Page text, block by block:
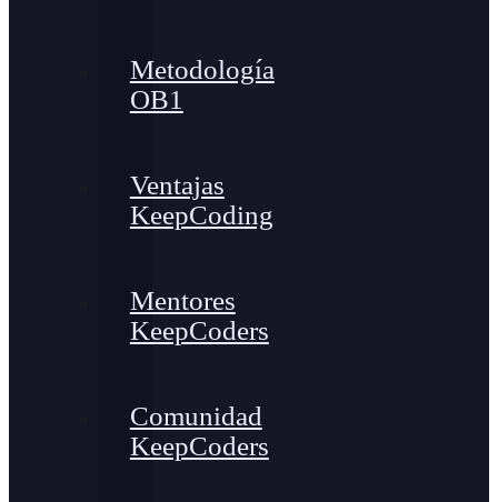
Metodología
OB1
Ventajas
KeepCoding
Mentores
KeepCoders
Comunidad
KeepCoders